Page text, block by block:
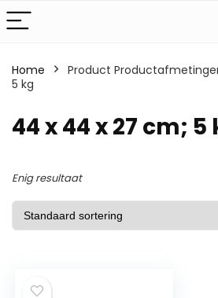
Home Product
5 kg
44 x 44 x 27 cm; 5
Enig resultaat